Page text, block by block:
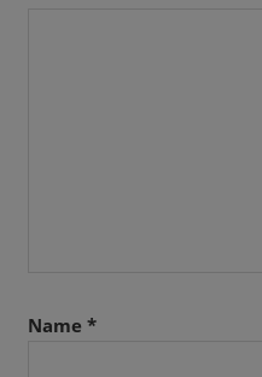
Name *